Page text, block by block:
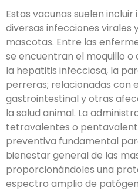
Estas vacunas suelen
diversas infecciones virales
mascotas. Entre las
se encuentran el moquillo o
la hepatitis infecciosa, la
perreras; relacionadas con
gastrointestinal y otras
la salud animal. La
tetravalentes o
preventiva fundamental
bienestar general de las
proporcionándoles una
espectro amplio de